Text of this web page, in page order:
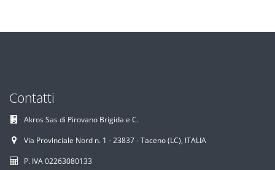
Contatti
Akros Sas di Pirovano Brigida e C.
Via Provinciale Nord n. 1 - 23837 - Taceno (LC), ITALIA
P. IVA 02263080133